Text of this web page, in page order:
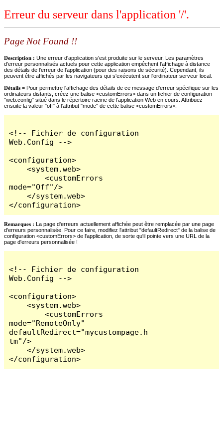
Erreur du serveur dans l'application '/'.
Page Not Found !!
Description : Une erreur d'application s'est produite sur le serveur. Les paramètres
d'erreur personnalisés actuels pour cette application empêchent l'affichage à distance
des détails de l'erreur de l'application (pour des raisons de sécurité). Cependant, ils
peuvent être affichés par les navigateurs qui s'exécutent sur l'ordinateur serveur local.
Détails = Pour permettre l'affichage des détails de ce message d'erreur spécifique sur les
ordinateurs distants, créez une balise <customErrors> dans un fichier de configuration
"web.config" situé dans le répertoire racine de l'application Web en cours. Attribuez
ensuite la valeur "off" à l'attribut "mode" de cette balise <customErrors>.
<!-- Fichier de configuration
Web.Config -->
<configuration>
    <system.web>
        <customErrors
mode="Off"/>
    </system.web>
</configuration>
Remarques : La page d'erreurs actuellement affichée peut être remplacée par une page
d'erreurs personnalisée. Pour ce faire, modifiez l'attribut "defaultRedirect" de la balise de
configuration <customErrors> de l'application, de sorte qu'il pointe vers une URL de la
page d'erreurs personnalisée !
<!-- Fichier de configuration
Web.Config -->
<configuration>
    <system.web>
        <customErrors
mode="RemoteOnly"
defaultRedirect="mycustompage.h
tm"/>
    </system.web>
</configuration>